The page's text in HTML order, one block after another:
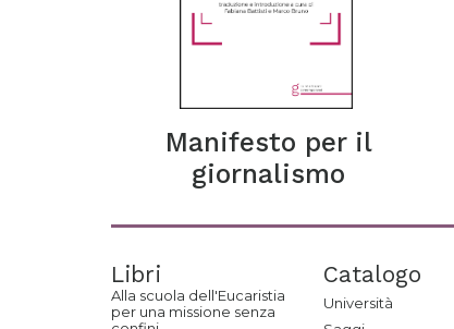
Manifesto per il
giornalismo
Libri
Alla scuola dell'Eucaristia
per una missione senza
Catalogo
Università